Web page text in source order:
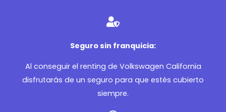
Seguro sin franquicia:
Al conseguir el renting de Volkswagen California
disfrutarás de un seguro para que estés cubierto
siempre.